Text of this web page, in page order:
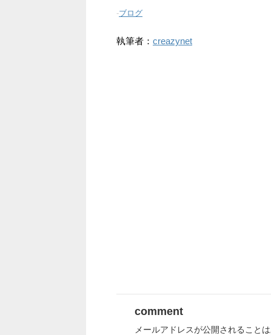
-ブログ
執筆者： creazynet
comment
メールアドレスが公開されることは